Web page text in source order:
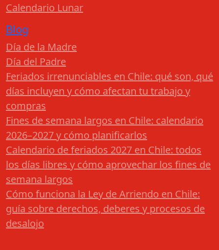
Calendario Lunar
Blog
Día de la Madre
Día del Padre
Feriados irrenunciables en Chile: qué son, qué
días incluyen y cómo afectan tu trabajo y
compras
Fines de semana largos en Chile: calendario
2026–2027 y cómo planificarlos
Calendario de feriados 2027 en Chile: todos
los días libres y cómo aprovechar los fines de
semana largos
Cómo funciona la Ley de Arriendo en Chile:
guía sobre derechos, deberes y procesos de
desalojo